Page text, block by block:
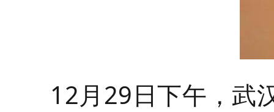
12月 29日下午，武